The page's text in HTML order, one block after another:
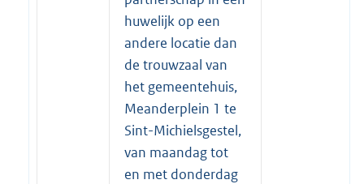
huwelijk op een
andere locatie dan
de trouwzaal van
het gemeentehuis,
Meanderplein 1 te
Sint-Michielsgestel,
van maandag tot
en met donderdag